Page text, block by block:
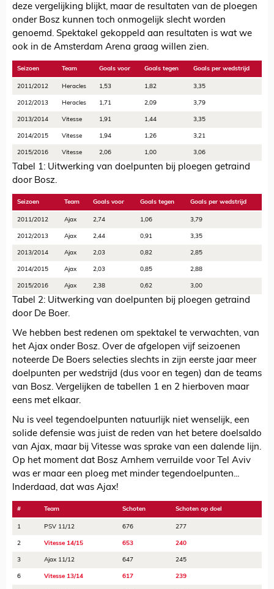
deze vergelijking blijkt, maar de resultaten van de ploegen
onder Bosz kunnen toch onmogelijk slecht worden
genoemd. Spektakel gekoppeld aan resultaten is wat we
ook in de Amsterdam Arena graag willen zien.
Seizoen Team Goals voor Goals tegen Goals per wedstrijd
2011/2012 Heracles 1,53 1,82 3,35
2012/2013 Heracles 1,71 2,09 3,79
2013/2014 Vitesse 1,91 1,44 3,35
2014/2015 Vitesse 1,94 1,26 3,21
2015/2016 Vitesse 2,06 1,00 3,06
Tabel 1: Uitwerking van doelpunten bij ploegen getraind
door Bosz.
Seizoen Team Goals voor Goals tegen Goals per wedstrijd
2011/2012 Ajax 2,74 1,06 3,79
2012/2013 Ajax 2,44 0,91 3,35
2013/2014 Ajax 2,03 0,82 2,85
2014/2015 Ajax 2,03 0,85 2,88
2015/2016 Ajax 2,38 0,62 3,00
Tabel 2: Uitwerking van doelpunten bij ploegen getraind
door De Boer.
We hebben best redenen om spektakel te verwachten, van
het Ajax onder Bosz. Over de afgelopen vijf seizoenen
noteerde De Boers selecties slechts in zijn eerste jaar meer
doelpunten per wedstrijd (dus voor en tegen) dan de teams
van Bosz. Vergelijken de tabellen 1 en 2 hierboven maar
eens met elkaar.
Nu is veel tegendoelpunten natuurlijk niet wenselijk, een
solide defensie was juist de reden van het betere doelsaldo
van Ajax, maar bij Vitesse was sprake van een dalende lijn.
Op het moment dat Bosz Arnhem verruilde voor Tel Aviv
was er maar een ploeg met minder tegendoelpunten...
Inderdaad, dat was Ajax!
# Team Schoten Schoten op doel
1 PSV 11/12 676 277
2 Vitesse 14/15 653 240
3 Ajax 11/12 647 245
6 Vitesse 13/14 617 239